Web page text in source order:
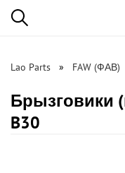
Lao Parts FAW (ФАВ)
Брызговики
B30